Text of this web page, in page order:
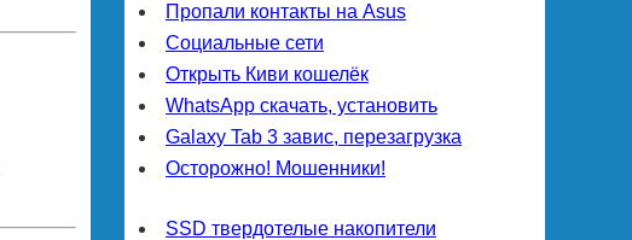
Пропали контакты на Asus
Социальные сети
Открыть Киви кошелёк
WhatsApp скачать, установить
Galaxy Tab 3 завис, перезагрузка
Осторожно! Мошенники!
SSD твердотелые накопители